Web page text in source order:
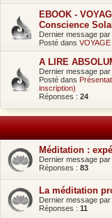
EBOOK -
Conscience
Dernier message par
Posté dans
A LIRE
Dernier message par
Posté dans
inscription)
Réponses : 24
Méditation :
Dernier message par
Réponses : 83
La méditation
Dernier message par
Réponses : 11